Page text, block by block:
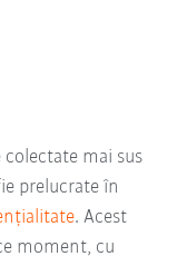
colectate mai sus
prelucrate în
. Acest
moment, cu